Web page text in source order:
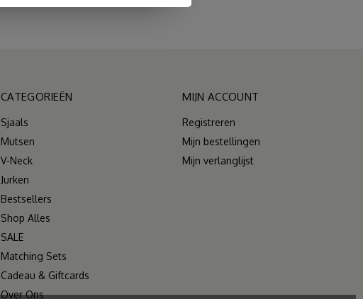
CATEGORIEËN
Sjaals
Mutsen
V-Neck
Jurken
Bestsellers
Shop Alles
SALE
Matching Sets
Cadeau & Giftcards
Over Ons
MIJN ACCOUNT
Registreren
Mijn bestellingen
Mijn verlanglijst